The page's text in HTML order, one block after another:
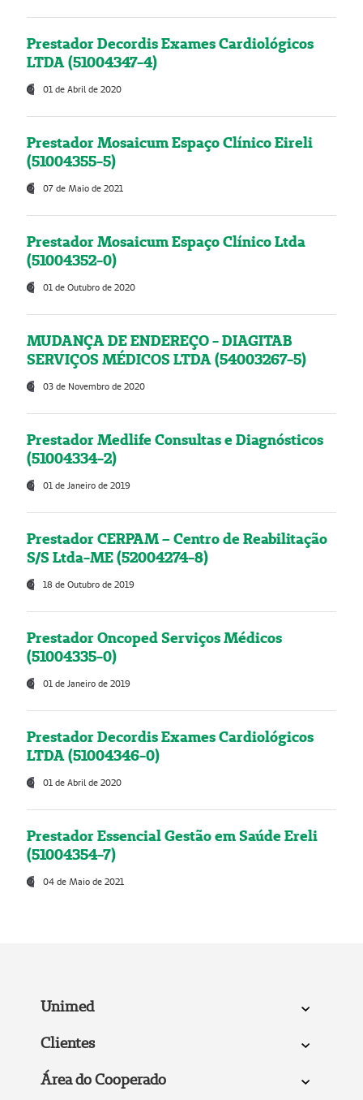
Prestador Decordis Exames Cardiológicos
LTDA (51004347-4)
01 de Abril de 2020
Prestador Mosaicum Espaço Clínico Eireli
(51004355-5)
07 de Maio de 2021
Prestador Mosaicum Espaço Clínico Ltda
(51004352-0)
01 de Outubro de 2020
MUDANÇA DE ENDEREÇO - DIAGITAB
SERVIÇOS MÉDICOS LTDA (54003267-5)
03 de Novembro de 2020
Prestador Medlife Consultas e Diagnósticos
(51004334-2)
01 de Janeiro de 2019
Prestador CERPAM – Centro de Reabilitação
S/S Ltda-ME (52004274-8)
18 de Outubro de 2019
Prestador Oncoped Serviços Médicos
(51004335-0)
01 de Janeiro de 2019
Prestador Decordis Exames Cardiológicos
LTDA (51004346-0)
01 de Abril de 2020
Prestador Essencial Gestão em Saúde Ereli
(51004354-7)
04 de Maio de 2021
Unimed
Clientes
Área do Cooperado